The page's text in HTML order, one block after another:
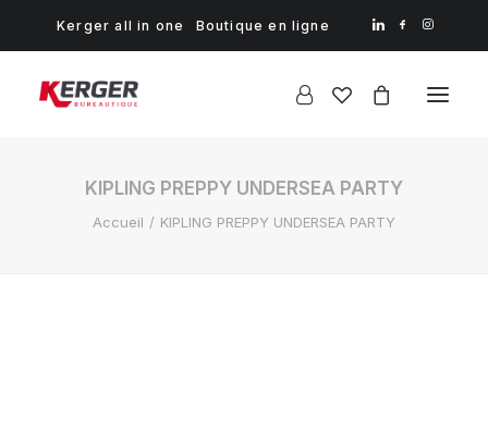
Kerger all in one Boutique en ligne
KIPLING PREPPY UNDERSEA PARTY
Accueil KIPLING PREPPY UNDERSEA PARTY